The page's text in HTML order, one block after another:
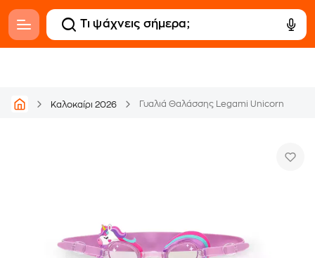
Καλοκαίρι 2026 Γυαλιά Θαλάσσης Legami Unicorn